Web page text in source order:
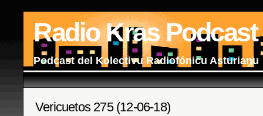
Radio Kras Podcast
Podcast del Kolectivu Radiofónicu Asturianu
Vericuetos 275 (12-06-18)